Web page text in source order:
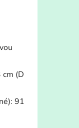
(D
91